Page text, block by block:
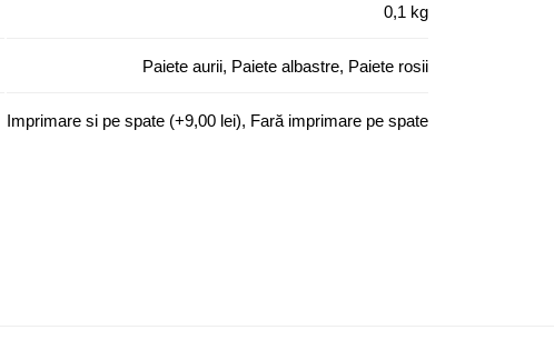
0,1 kg
Paiete aurii, Paiete albastre, Paiete rosii
Imprimare si pe spate (+9,00 lei), Fară imprimare pe spate